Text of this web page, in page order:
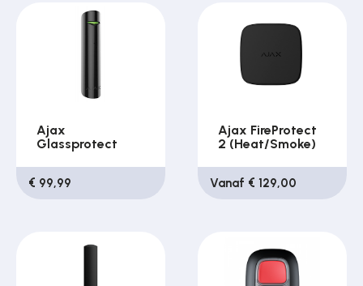
Ajax
Glassprotect
€ 99,99
Ajax FireProtect
2 (Heat/Smoke)
Vanaf € 129,00